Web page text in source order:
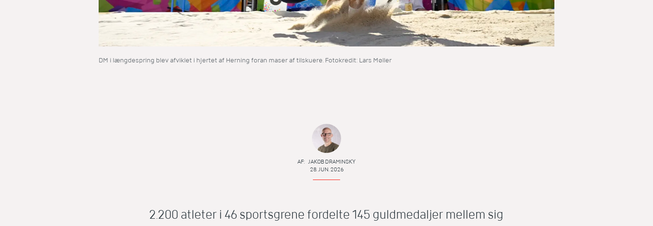
DM i længdespring blev afviklet i hjertet af Herning foran maser af tilskuere. Fotokredit: Lars Møller
AF: JAKOB DRAMINSKY
28. JUN. 2026
2.200 atleter i 46 sportsgrene fordelte 145 guldmedaljer mellem sig